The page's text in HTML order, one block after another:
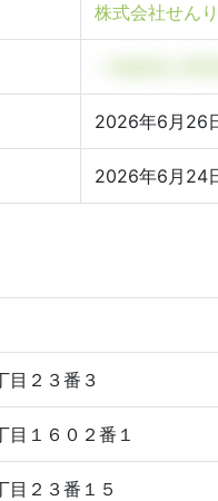
株式会社せんり
2026年6月26
2026年6月24
目２３番３
目１６０２番１
目２３番１５